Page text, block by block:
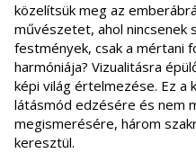
közelítsük meg az
művészetet, ahol nincsenek
festmények, csak a mértani
harmóniája? Vizualitásra
képi világ értelmezése. Ez a
látásmód edzésére és nem
megismerésére, három
keresztül.